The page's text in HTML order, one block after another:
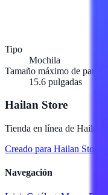
Tipo
Mochila
Tamaño máximo de pantalla
15.6 pulgadas
Hailan Store
Tienda en línea de Hailan
Creado para Hailan Store
Navegación